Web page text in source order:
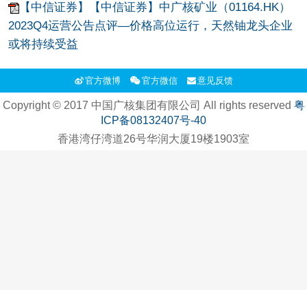
【中信证券】【中信证券】中广核矿业（01164.HK）
2023Q4运营公告点评—价格高位运行，天然铀龙头企业
或将持续受益
官方微博 官方微信 意见反馈
Copyright © 2017 中国广核集团有限公司 All rights reserved 粤
ICP备08132407号-40
香港湾仔湾道26号华润大厦19楼1903室